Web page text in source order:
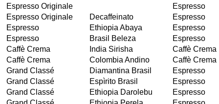
Espresso Originale
Espresso
Espresso Originale
Decaffeinato
Espresso
Espresso
Ethiopia Abaya
Espresso
Espresso
Brasil Beleza
Espresso
Caffè Crema
India Sirisha
Caffè Crema
Caffè Crema
Colombia Andino
Caffè Crema
Grand Classé
Diamantina Brasil
Espresso
Grand Classé
Espìrito Brasil
Espresso
Grand Classé
Ethiopia Darolebu
Espresso